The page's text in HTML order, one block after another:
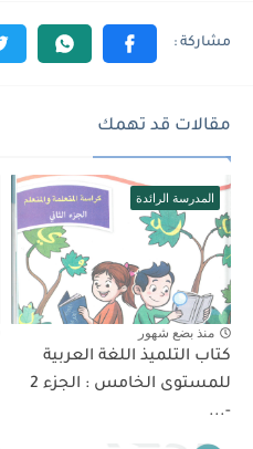
مقالات قد تهمك
المدرسة الرائدة
منذ بضع شهور
كتاب التلميذ اللغة العربية
للمستوى الخامس : الجزء 2
-...